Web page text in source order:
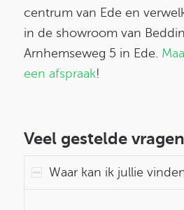
centrum van Ede en
in de showroom van
Arnhemseweg 5 in Ede.
een afspraak!
Veel gestelde vragen
Waar kan ik jullie